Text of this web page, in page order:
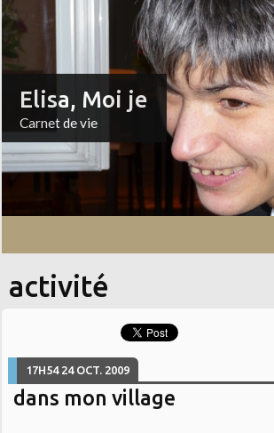
Elisa, Moi je
Carnet de vie
activité
17H54 24 OCT. 2009
dans mon village